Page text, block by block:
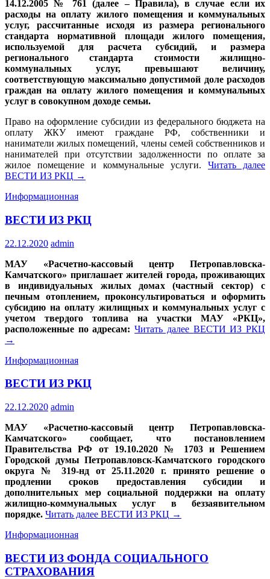
14.12.2005 № 761 (далее – Правила), в случае если их
расходы на оплату жилого помещения и коммунальных
услуг, рассчитанные исходя из размера регионального
стандарта нормативной площади жилого помещения,
используемой для расчета субсидий, и размера
регионального стандарта стоимости жилищно-
коммунальных услуг, превышают величину,
соответствующую максимально допустимой доле расходов
граждан на оплату жилого помещения и коммунальных
услуг в совокупном доходе семьи.
Право на оформление субсидии из федерального бюджета на
оплату ЖКУ имеют граждане РФ, собственники и
наниматели жилых помещений, члены семей собственников и
нанимателей при отсутствии задолженности по оплате за
жилое помещение и коммунальные услуги. Читать далее
ВЕСТИ ИЗ РКЦ →
Информационная
ВЕСТИ ИЗ РКЦ
22.12.2020 admin
МАУ «Расчетно-кассовый центр Петропавловска-
Камчатского» приглашает жителей города, проживающих
в индивидуальных жилых домах (частный сектор) с
печным отоплением, проконсультироваться и оформить
субсидию на оплату жилищных и коммунальных услуг с
учетом твердого топлива на участки МАУ «РКЦ»,
расположенные по адресам: Читать далее ВЕСТИ ИЗ РКЦ
→
Информационная
ВЕСТИ ИЗ РКЦ
22.12.2020 admin
МАУ «Расчетно-кассовый центр Петропавловска-
Камчатского» сообщает, что постановлением
Правительства РФ от 19.10.2020 № 1703 и Решением
Городской думы Петропавловск-Камчатского городского
округа № 319-нд от 25.11.2020 г. принято решение о
продлении сроков предоставления субсидии и
дополнительных мер социальной поддержки на оплату
жилищно-коммунальных услуг в беззаявительном
порядке. Читать далее ВЕСТИ ИЗ РКЦ →
Информационная
ВЕСТИ ИЗ ФОНДА СОЦИАЛЬНОГО
СТРАХОВАНИЯ